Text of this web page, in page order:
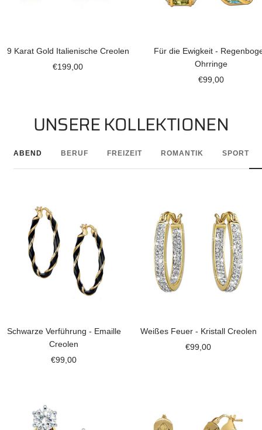
9 Karat Gold Italienische Creolen
Angebotspreis
€199,00
Für die Ewigkeit -
Ohrringe
Angebotspreis
€99,00
UNSERE KOLLEKTIONEN
ABEND BERUF FREIZEIT ROMANTIK SPORT
Schwarze Verführung - Emaille
Creolen
Angebotspreis
€99,00
Weißes Feuer - Kristall Creolen
Angebotspreis
€99,00